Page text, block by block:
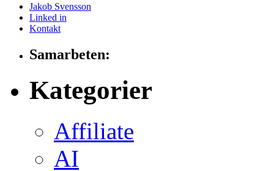
Jakob Svensson
Linked in
Kontakt
Samarbeten:
Kategorier
Affiliate
AI